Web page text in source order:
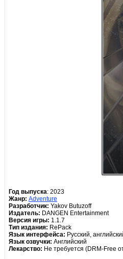
Год выпуска: 2023
Жанр: Adventure
Разработчик: Yakov Butuzoff
Издатель: DANGEN Entertainment
Версия игры: 1.1.7
Тип издания: RePack
Язык интерфейса: Русский,
Язык озвучки: Английский
Лекарство: Не требуется (DRM-Free